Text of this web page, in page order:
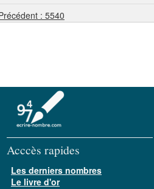
: 5540
Acccès rapides
Les derniers nombres
Le livre d'or